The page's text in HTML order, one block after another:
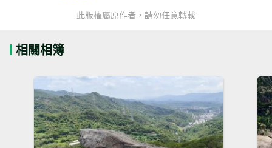
此版權屬原作者，請勿任意轉載
相關相簿